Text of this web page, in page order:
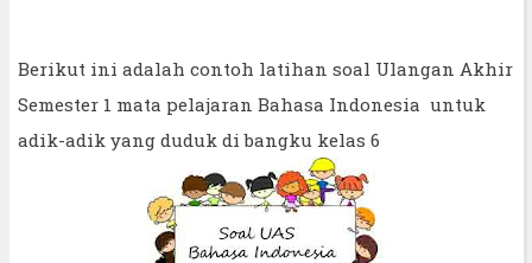
Berikut ini adalah contoh latihan soal Ulangan Akhir
Semester 1 mata pelajaran Bahasa Indonesia untuk
adik-adik yang duduk di bangku kelas 6